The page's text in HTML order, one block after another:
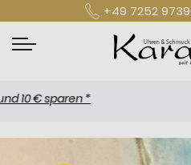
+49 7252
sparen *